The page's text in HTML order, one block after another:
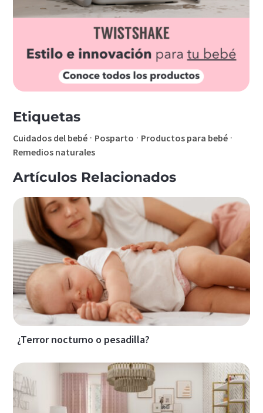
Etiquetas
Cuidados del bebé · Posparto · Productos para bebé ·
Remedios naturales
Artículos Relacionados
¿Terror nocturno o pesadilla?